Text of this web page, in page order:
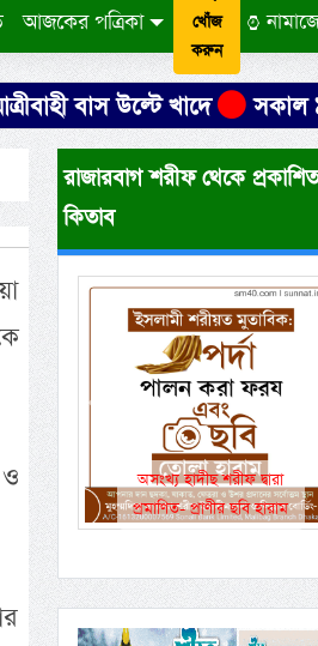
আজকের পত্রিকা
খোঁজ
করুন
বাস উল্টে খাদে সকাল ৯টার
রাজারবাগ শরীফ থেকে প্রকাশিত
কিতাব
দ্বারা
ছবি হারাম
একই রানওয়েতে
বেসামরিক